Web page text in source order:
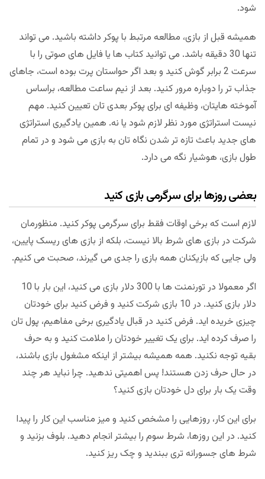
شود.
همیشه قبل از بازی، مطالعه مرتبط با پوکر داشته باشید. می تواند
تنها 30 دقیقه باشد. می توانید کتاب ها یا فایل های صوتی را با
سرعت 2 برابر گوش کنید و بعد اگر حواستان پرت بوده است، جاهای
جذاب تر را دوباره مرور کنید. بعد از نیم ساعت مطالعه، براساس
آموخته هایتان، وظیفه ای برای پوکر بعدی تان تعیین کنید. مهم
نیست استراتژی مورد نظر لازم شود یا نه. همین یادگیری استراتژی
های جدید باعث تازه تر شدن نگاه تان به بازی می شود و در تمام
طول بازی، هوشیار نگه می دارد.
بعضی روزها برای سرگرمی بازی کنید
لازم است که برخی اوقات فقط برای سرگرمی پوکر کنید. منظورمان
شرکت در بازی های شرط بالا نیست، بلکه از بازی های ریسک پایین،
ولی جایی که بازیکنان همه بازی را جدی می گیرند، صحبت می کنیم.
اگر معمولا در تورنمنت ها با 300 دلار بازی می کنید، این بار با 10
دلار بازی کنید. در 10 بازی شرکت کنید و فرض کنید برای خودتان
چیزی خریده اید. فرض کنید در قبال یادگیری برخی مفاهیم، پول تان
را صرف کرده اید. برای یک تغییر خودتان را ملامت کنید و به حرف
بقیه توجه نکنید. همه همیشه بیشتر از اینکه مشغول بازی باشند،
در حال حرف زدن هستند! پس اهمیتی ندهید. چرا نباید هر چند
وقت یک بار برای دل خودتان بازی کنید؟
برای این کار، روزهایی را مشخص کنید و میز مناسب این کار را پیدا
کنید. در این روزها، شرط سوم را بیشتر انجام دهید. بلوف بزنید و
شرط های جسورانه تری ببندید و چک ریز کنید.